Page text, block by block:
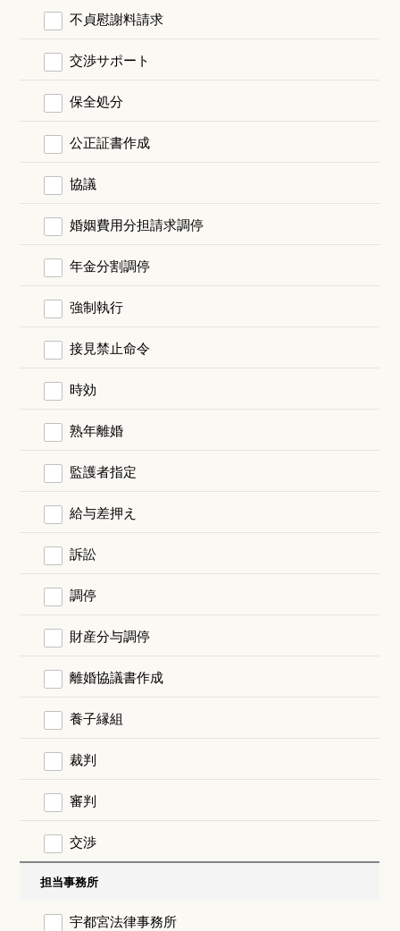
不貞慰謝料請求
交渉サポート
保全処分
公正証書作成
協議
婚姻費用分担請求調停
年金分割調停
強制執行
接見禁止命令
時効
熟年離婚
監護者指定
給与差押え
訴訟
調停
財産分与調停
離婚協議書作成
養子縁組
裁判
審判
交渉
担当事務所
宇都宮法律事務所